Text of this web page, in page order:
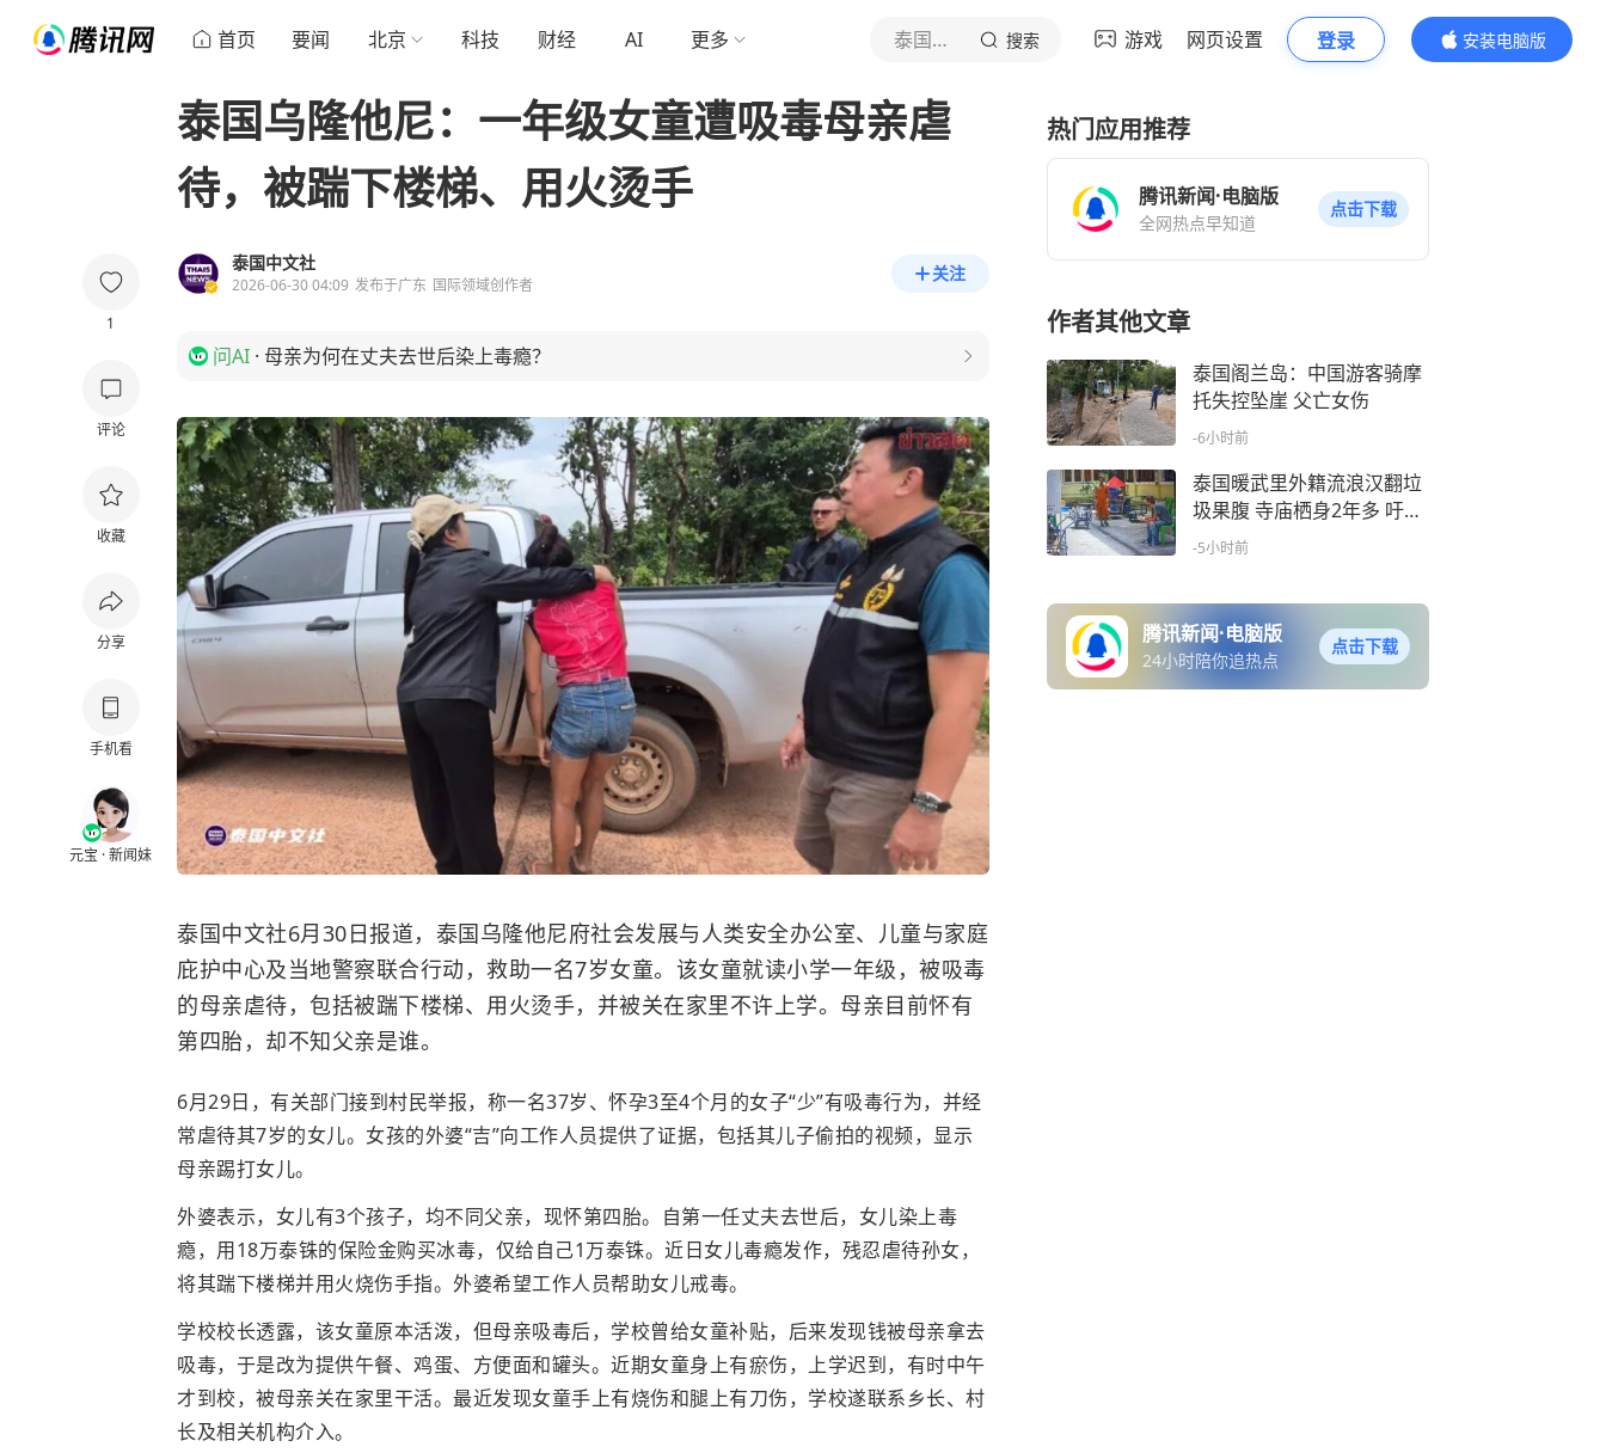
首页 要闻 北京 科技 财经 AI 更多 泰国中文社 搜索 游戏 网页设置 登录
安装电脑版
内容更精彩
1
评论
收藏
分享
手机看
元宝 · 新闻妹
泰国乌隆他尼：一年级女童遭吸毒母亲虐
待，被踹下楼梯、用火烫手
泰国中文社
2026-06-30 04:09 发布于广东 国际领域创作者
关注
问AI · 母亲为何在丈夫去世后染上毒瘾？
泰国中文社6月30日报道，泰国乌隆他尼府社会发展与人类安全办公室、儿童与家庭
庇护中心及当地警察联合行动，救助一名7岁女童。该女童就读小学一年级，被吸毒
的母亲虐待，包括被踹下楼梯、用火烫手，并被关在家里不许上学。母亲目前怀有
第四胎，却不知父亲是谁。
6月29日，有关部门接到村民举报，称一名37岁、怀孕3至4个月的女子“少”有吸毒行为，并经
常虐待其7岁的女儿。女孩的外婆“吉”向工作人员提供了证据，包括其儿子偷拍的视频，显示
母亲踢打女儿。
外婆表示，女儿有3个孩子，均不同父亲，现怀第四胎。自第一任丈夫去世后，女儿染上毒
瘾，用18万泰铢的保险金购买冰毒，仅给自己1万泰铢。近日女儿毒瘾发作，残忍虐待孙女，
将其踹下楼梯并用火烧伤手指。外婆希望工作人员帮助女儿戒毒。
学校校长透露，该女童原本活泼，但母亲吸毒后，学校曾给女童补贴，后来发现钱被母亲拿去
吸毒，于是改为提供午餐、鸡蛋、方便面和罐头。近期女童身上有瘀伤，上学迟到，有时中午
才到校，被母亲关在家里干活。最近发现女童手上有烧伤和腿上有刀伤，学校遂联系乡长、村
长及相关机构介入。
热门应用推荐
腾讯新闻·电脑版
全网热点早知道
点击下载
作者其他文章
泰国阁兰岛：中国游客骑摩
托失控坠崖 父亡女伤
-6小时前
泰国暖武里外籍流浪汉翻垃
圾果腹 寺庙栖身2年多 吁求
助
-5小时前
腾讯新闻·电脑版
24小时陪你追热点
点击下载